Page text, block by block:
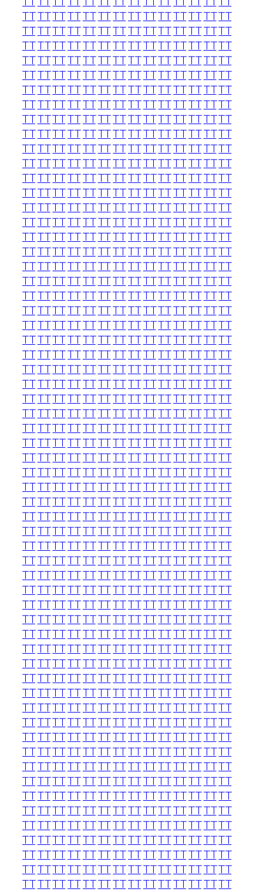
TTTTTTTTTTTTTTTTTTTTTTTTTTTT
TTTTTTTTTTTTTTTTTTTTTTTTTTTT
TTTTTTTTTTTTTTTTTTTTTTTTTTTT
TTTTTTTTTTTTTTTTTTTTTTTTTTTT
TTTTTTTTTTTTTTTTTTTTTTTTTTTT
TTTTTTTTTTTTTTTTTTTTTTTTTTTT
TTTTTTTTTTTTTTTTTTTTTTTTTTTT
TTTTTTTTTTTTTTTTTTTTTTTTTTTT
TTTTTTTTTTTTTTTTTTTTTTTTTTTT
TTTTTTTTTTTTTTTTTTTTTTTTTTTT
TTTTTTTTTTTTTTTTTTTTTTTTTTTT
TTTTTTTTTTTTTTTTTTTTTTTTTTTT
TTTTTTTTTTTTTTTTTTTTTTTTTTTT
TTTTTTTTTTTTTTTTTTTTTTTTTTTT
TTTTTTTTTTTTTTTTTTTTTTTTTTTT
TTTTTTTTTTTTTTTTTTTTTTTTTTTT
TTTTTTTTTTTTTTTTTTTTTTTTTTTT
TTTTTTTTTTTTTTTTTTTTTTTTTTTT
TTTTTTTTTTTTTTTTTTTTTTTTTTTT
TTTTTTTTTTTTTTTTTTTTTTTTTTTT
TTTTTTTTTTTTTTTTTTTTTTTTTTTT
TTTTTTTTTTTTTTTTTTTTTTTTTTTT
TTTTTTTTTTTTTTTTTTTTTTTTTTTT
TTTTTTTTTTTTTTTTTTTTTTTTTTTT
TTTTTTTTTTTTTTTTTTTTTTTTTTTT
TTTTTTTTTTTTTTTTTTTTTTTTTTTT
TTTTTTTTTTTTTTTTTTTTTTTTTTTT
TTTTTTTTTTTTTTTTTTTTTTTTTTTT
TTTTTTTTTTTTTTTTTTTTTTTTTTTT
TTTTTTTTTTTTTTTTTTTTTTTTTTTT
TTTTTTTTTTTTTTTTTTTTTTTTTTTT
TTTTTTTTTTTTTTTTTTTTTTTTTTTT
TTTTTTTTTTTTTTTTTTTTTTTTTTTT
TTTTTTTTTTTTTTTTTTTTTTTTTTTT
TTTTTTTTTTTTTTTTTTTTTTTTTTTT
TTTTTTTTTTTTTTTTTTTTTTTTTTTT
TTTTTTTTTTTTTTTTTTTTTTTTTTTT
TTTTTTTTTTTTTTTTTTTTTTTTTTTT
TTTTTTTTTTTTTTTTTTTTTTTTTTTT
TTTTTTTTTTTTTTTTTTTTTTTTTTTT
TTTTTTTTTTTTTTTTTTTTTTTTTTTT
TTTTTTTTTTTTTTTTTTTTTTTTTTTT
TTTTTTTTTTTTTTTTTTTTTTTTTTTT
TTTTTTTTTTTTTTTTTTTTTTTTTTTT
TTTTTTTTTTTTTTTTTTTTTTTTTTTT
TTTTTTTTTTTTTTTTTTTTTTTTTTTT
TTTTTTTTTTTTTTTTTTTTTTTTTTTT
TTTTTTTTTTTTTTTTTTTTTTTTTTTT
TTTTTTTTTTTTTTTTTTTTTTTTTTTT
TTTTTTTTTTTTTTTTTTTTTTTTTTTT
TTTTTTTTTTTTTTTTTTTTTTTTTTTT
TTTTTTTTTTTTTTTTTTTTTTTTTTTT
TTTTTTTTTTTTTTTTTTTTTTTTTTTT
TTTTTTTTTTTTTTTTTTTTTTTTTTTT
TTTTTTTTTTTTTTTTTTTTTTTTTTTT
TTTTTTTTTTTTTTTTTTTTTTTTTTTT
TTTTTTTTTTTTTTTTTTTTTTTTTTTT
TTTTTTTTTTTTTTTTTTTTTTTTTTTT
TTTTTTTTTTTTTTTTTTTTTTTTTTTT
TTTTTTTTTTTTTTTTTTTTTTTTTTTT